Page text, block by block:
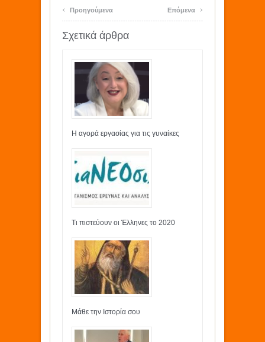
‹ Προηγούμενα Επόμενα ›
Σχετικά άρθρα
Η αγορά εργασίας για τις γυναίκες
Τι πιστεύουν οι Έλληνες το 2020
Μάθε την Ιστορία σου